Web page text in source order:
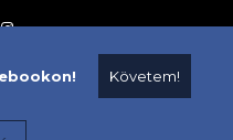
MÉDIAAJÁNLAT
Követem!